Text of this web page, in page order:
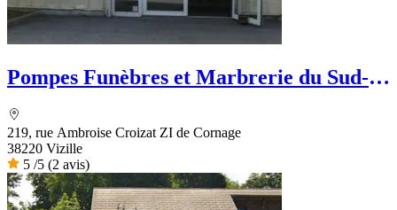
Pompes Funèbres et Marbrerie du Sud-
219, rue Ambroise Croizat ZI de Cornage
38220 Vizille
5 /5 (2 avis)